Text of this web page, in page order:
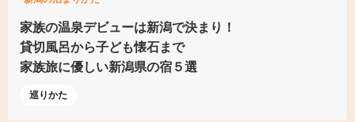
家族の温泉デビューは新潟で決まり！
貸切風呂から子ども懐石まで
家族旅に優しい新潟県の宿５選
巡りかた